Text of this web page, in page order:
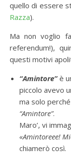
quello di essere
Razza).
Ma non voglio
referendum!),
questi motivi
“Amintore”è
piccolo avevo
ma solo
“Amintore”.
Maro’, vi
«Amintoreee!
chiamerò così.